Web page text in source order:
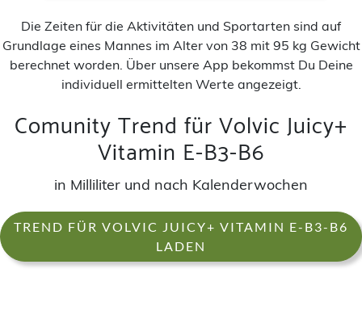
Die Zeiten für die Aktivitäten und Sportarten sind auf
Grundlage eines Mannes im Alter von 38 mit 95 kg Gewicht
berechnet worden. Über unsere App bekommst Du Deine
individuell ermittelten Werte angezeigt.
Comunity Trend für Volvic Juicy+
Vitamin E-B3-B6
in Milliliter und nach Kalenderwochen
TREND FÜR VOLVIC JUICY+ VITAMIN E-B3-B6
LADEN